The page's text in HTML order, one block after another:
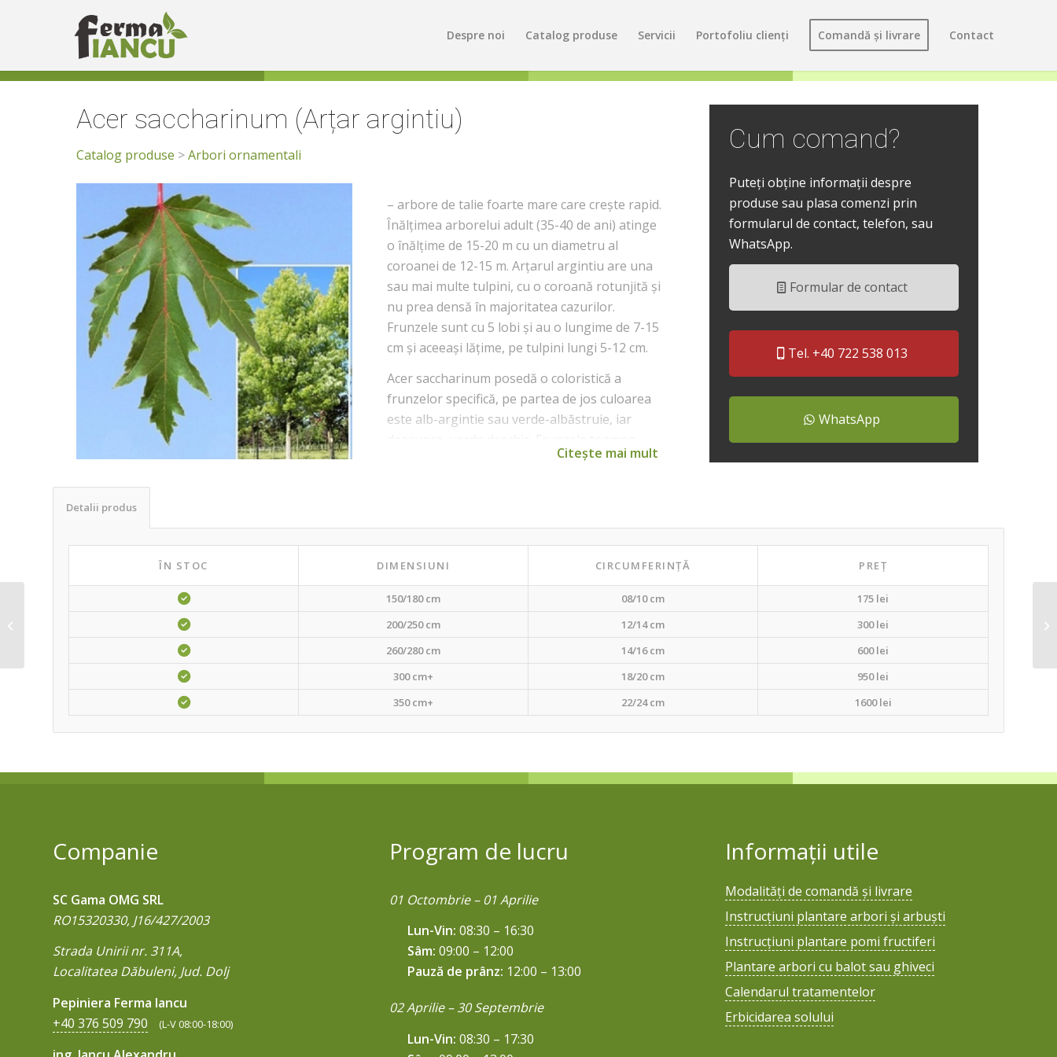
Despre noi Catalog produse Servicii Portofoliu clienți Comandă și livrare Contact
Acer saccharinum (Arțar argintiu)
Catalog produse >Arbori ornamentali
– arbore de talie foarte mare care crește rapid.
Înălțimea arborelui adult (35-40 de ani) atinge
o înălțime de 15-20 m cu un diametru al
coroanei de 12-15 m. Arțarul argintiu are una
sau mai multe tulpini, cu o coroană rotunjită și
nu prea densă în majoritatea cazurilor.
Frunzele sunt cu 5 lobi și au o lungime de 7-15
cm și aceeași lățime, pe tulpini lungi 5-12 cm.
Acer saccharinum posedă o coloristică a
frunzelor specifică, pe partea de jos culoarea
este alb-argintie sau verde-albăstruie, iar
devin rosu, galbui, caramiziu, fiind foarte
Citește mai mult
Cum comand?
Puteți obține informații despre
produse sau plasa comenzi prin
formularul de contact, telefon, sau
WhatsApp.
Formular de contact
Tel. +40 722 538 013
WhatsApp
Detalii produs
ÎN STOC DIMENSIUNI CIRCUMFERINȚĂ PREȚ
150/180 cm 08/10 cm
175 lei
200/250 cm
12/14 cm
300 lei
260/280 cm
14/16 cm
600 lei
300 cm+
18/20 cm
950 lei
350 cm+
22/24 cm 1600 lei
Companie
SC Gama OMG SRL
RO15320330, J16/427/2003
Strada Unirii nr. 311A,
Localitatea Dăbuleni, Jud. Dolj
Pepiniera Ferma Iancu
+40 376 509 790
(L-V 08:00-18:00)
Program de lucru
01 Octombrie – 01 Aprilie
Lun-Vin: 08:30 – 16:30
Sâm: 09:00 – 12:00
Pauză de prânz: 12:00 – 13:00
02 Aprilie – 30 Septembrie
Lun-Vin: 08:30 – 17:30
Informații utile
Modalități de comandă și livrare
Instrucțiuni plantare arbori și arbuști
Instrucțiuni plantare pomi fructiferi
Plantare arbori cu balot sau ghiveci
Calendarul tratamentelor
Erbicidarea solului
Photinia fraseri – Red